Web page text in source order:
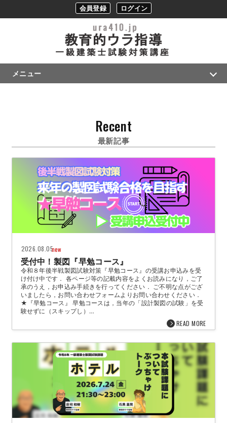
会員登録 ログイン
メニュー
Recent
最新記事
2026.08.05new
受付中！製図『早勉コース』
令和８年後半戦製図試験対策『早勉コース』の受講お申込みを受
け付け中です． 各ページ等の記載内容をよくお読みになり，ご了
承のうえ，お申込み手続きを行ってください． ご不明な点がござ
いましたら，お問い合わせフォームよりお問い合わせください．
★『早勉コース』 早勉コースは，当年の「設計製図の試験」を受
験せずに（スキップし）…
READ MORE